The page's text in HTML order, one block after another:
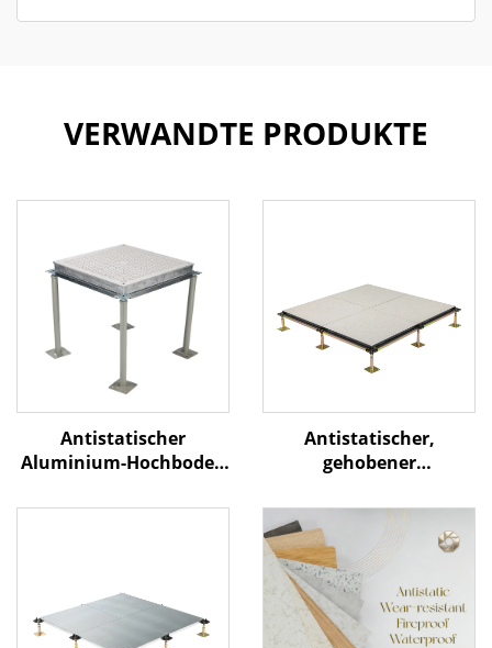
VERWANDTE PRODUKTE
Antistatischer
Aluminium-Hochboden
Antistatischer,
gehobener
Holzkern